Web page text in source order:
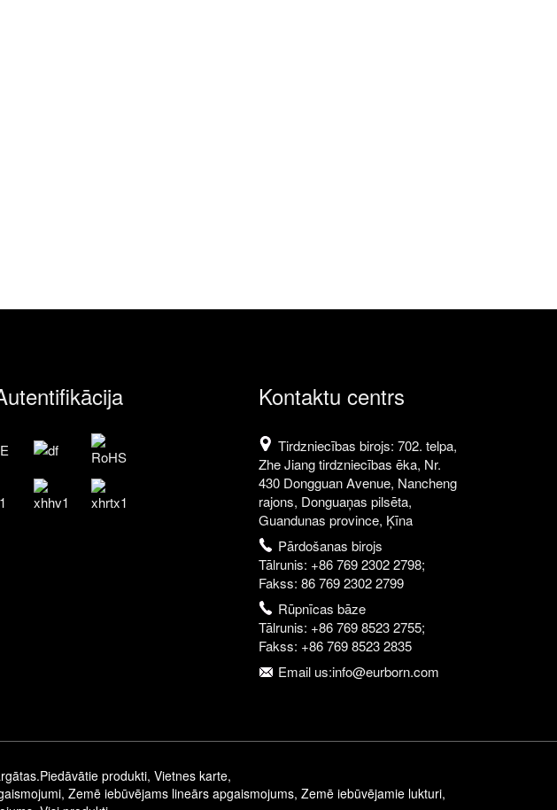
Kontaktu centrs
Tirdzniecības birojs: 702. telpa,
Zhe Jiang tirdzniecības ēka, Nr.
430 Dongguan Avenue, Nancheng
rajons, Donguaņas pilsēta,
Guandunas province, Ķīna
Pārdošanas birojs
Tālrunis: +86 769 2302 2798;
Fakss: 86 769 2302 2799
Rūpnīcas bāze
Tālrunis: +86 769 8523 2755;
Fakss: +86 769 8523 2835
Email us:info@eurborn.com
Piedāvātie produkti, Vietnes karte,
, Zemē iebūvējams lineārs apgaismojums, Zemē iebūvējamie lukturi,